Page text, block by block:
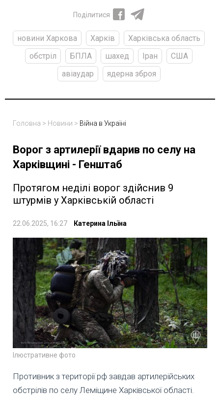
Поділитися
новини Харкова Харків
Харківська область
обстріл
БПЛА шахед Іран
США
авіаудар
ядерна зброя
Головна > Новини > Війна в Україні
Ворог з артилерії вдарив по селу на
Харківщині - Генштаб
Протягом неділі ворог здійснив 9
штурмів у Харківській області
22.06.2025, 16:27 Катерина Ільїна
Ілюстративне фото
Противник з території рф завдав артилерійських
обстрілів по селу Леміщине Харківської області.